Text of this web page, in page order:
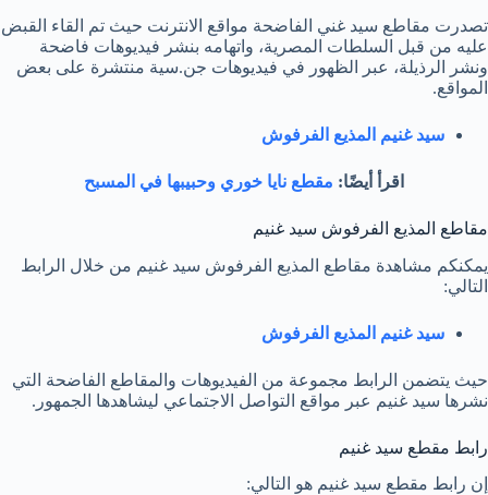
تصدرت مقاطع سيد غني الفاضحة مواقع الانترنت حيث تم القاء القبض
عليه من قبل السلطات المصرية، واتهامه بنشر فيديوهات فاضحة
ونشر الرذيلة، عبر الظهور في فيديوهات جن.سية منتشرة على بعض
المواقع.
سيد غنيم المذيع الفرفوش
اقرأ أيضًا: مقطع نايا خوري وحبيبها في المسبح
مقاطع المذيع الفرفوش سيد غنيم
يمكنكم مشاهدة مقاطع المذيع الفرفوش سيد غنيم من خلال الرابط
التالي:
سيد غنيم المذيع الفرفوش
حيث يتضمن الرابط مجموعة من الفيديوهات والمقاطع الفاضحة التي
نشرها سيد غنيم عبر مواقع التواصل الاجتماعي ليشاهدها الجمهور.
رابط مقطع سيد غنيم
إن رابط مقطع سيد غنيم هو التالي: